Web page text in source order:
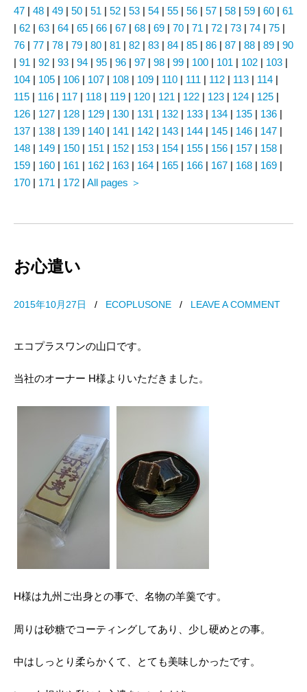
47 | 48 | 49 | 50 | 51 | 52 | 53 | 54 | 55 | 56 | 57 | 58 | 59 | 60 | 61
| 62 | 63 | 64 | 65 | 66 | 67 | 68 | 69 | 70 | 71 | 72 | 73 | 74 | 75 |
76 | 77 | 78 | 79 | 80 | 81 | 82 | 83 | 84 | 85 | 86 | 87 | 88 | 89 | 90
| 91 | 92 | 93 | 94 | 95 | 96 | 97 | 98 | 99 | 100 | 101 | 102 | 103 |
104 | 105 | 106 | 107 | 108 | 109 | 110 | 111 | 112 | 113 | 114 |
115 | 116 | 117 | 118 | 119 | 120 | 121 | 122 | 123 | 124 | 125 |
126 | 127 | 128 | 129 | 130 | 131 | 132 | 133 | 134 | 135 | 136 |
137 | 138 | 139 | 140 | 141 | 142 | 143 | 144 | 145 | 146 | 147 |
148 | 149 | 150 | 151 | 152 | 153 | 154 | 155 | 156 | 157 | 158 |
159 | 160 | 161 | 162 | 163 | 164 | 165 | 166 | 167 | 168 | 169 |
170 | 171 | 172 | All pages ＞
お心遣い
2015年10月27日 / ECOPLUSONE / LEAVE A COMMENT
エコプラスワンの山口です。
当社のオーナー H様よりいただきました。
H様は九州ご出身との事で、名物の羊羹です。
周りは砂糖でコーティングしてあり、少し硬めとの事。
中はしっとり柔らかくて、とても美味しかったです。